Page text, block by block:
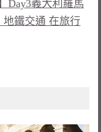
Day3義大利羅馬
地鐵交通 在旅行